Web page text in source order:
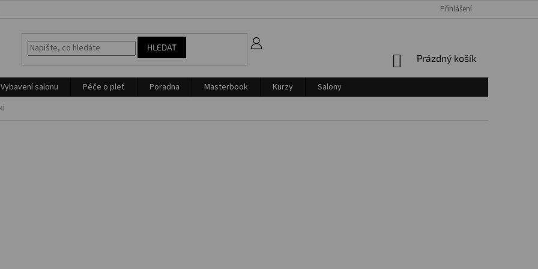
Přihlášení
HLEDAT
NÁKUPNÍ
Prázdný košík
Vybavení salonu Péče o pleť Poradna Masterbook Kurzy
Salony